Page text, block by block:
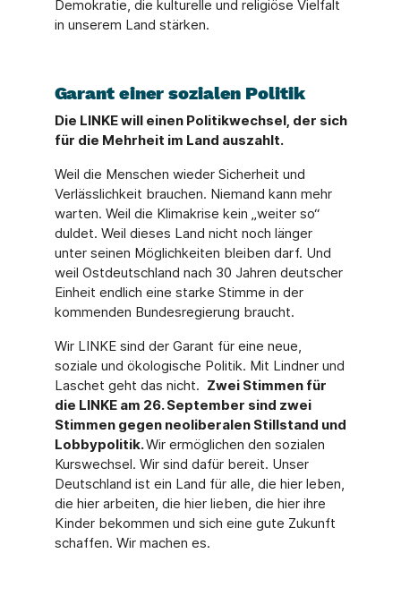
Demokratie, die kulturelle und religiöse Vielfalt
in unserem Land stärken.
Garant einer sozialen Politik
Die LINKE will einen Politikwechsel, der sich
für die Mehrheit im Land auszahlt.
Weil die Menschen wieder Sicherheit und
Verlässlichkeit brauchen. Niemand kann mehr
warten. Weil die Klimakrise kein „weiter so“
duldet. Weil dieses Land nicht noch länger
unter seinen Möglichkeiten bleiben darf. Und
weil Ostdeutschland nach 30 Jahren deutscher
Einheit endlich eine starke Stimme in der
kommenden Bundesregierung braucht.
Wir LINKE sind der Garant für eine neue,
soziale und ökologische Politik. Mit Lindner und
Laschet geht das nicht. Zwei Stimmen für
die LINKE am 26. September sind zwei
Stimmen gegen neoliberalen Stillstand und
Lobbypolitik.Wir ermöglichen den sozialen
Kurswechsel. Wir sind dafür bereit. Unser
Deutschland ist ein Land für alle, die hier leben,
die hier arbeiten, die hier lieben, die hier ihre
Kinder bekommen und sich eine gute Zukunft
schaffen. Wir machen es.